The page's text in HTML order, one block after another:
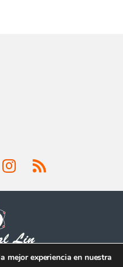
mejor experiencia en nuestra